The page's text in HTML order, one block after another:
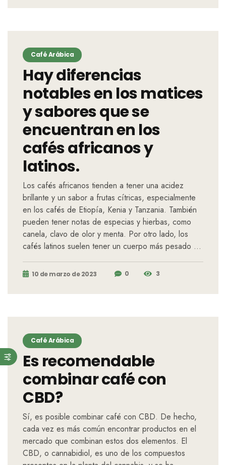
Café Arábica
Hay diferencias
notables en los matices
y sabores que se
encuentran en los
cafés africanos y
latinos.
Los cafés africanos tienden a tener una acidez
brillante y un sabor a frutas cítricas, especialmente
en los cafés de Etiopía, Kenia y Tanzania. También
pueden tener notas de especias y hierbas, como
canela, clavo de olor y menta. Por otro lado, los
cafés latinos suelen tener un cuerpo más pesado …
10 de marzo de 2023 0 3
Café Arábica
Es recomendable
combinar café con
CBD?
Sí, es posible combinar café con CBD. De hecho,
cada vez es más común encontrar productos en el
mercado que combinan estos dos elementos. El
CBD, o cannabidiol, es uno de los compuestos